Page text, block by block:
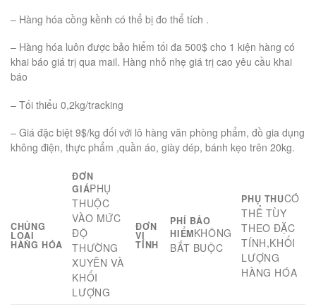
– Hàng hóa cồng kềnh có thể bị đo thể tích .
– Hàng hóa luôn được bảo hiểm tối đa 500$ cho 1 kiện hàng có
khai báo giá trị qua mail. Hàng nhỏ nhẹ giá trị cao yêu cầu khai
báo
– Tối thiểu 0,2kg/tracking
– Giá đặc biệt 9$/kg đối với lô hàng văn phòng phẩm, đồ gia dụng
không điện, thực phẩm ,quần áo, giày dép, bánh kẹo trên 20kg.
CHỦNG
LOẠI
HÀNG HÓA
ĐƠN
GIÁPHỤ
THUỘC
VÀO MỨC
ĐỘ
THƯỜNG
XUYÊN VÀ
KHỐI
LƯỢNG
ĐƠN
VỊ
TÍNH
PHÍ BẢO
HIỂMKHÔNG
BẮT BUỘC
PHỤ THUCÓ
THỂ TÙY
THEO ĐẶC
TÍNH,KHỐI
LƯỢNG
HÀNG HÓA